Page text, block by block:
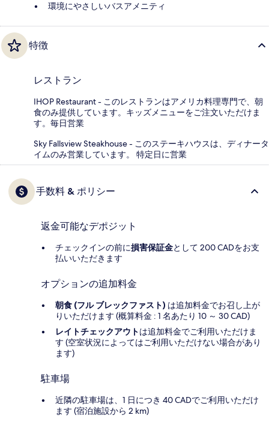
環境にやさしいバスアメニティ
特徴
レストラン
IHOP Restaurant - このレストランはアメリカ料理専門で、朝
食のみ提供しています。キッズメニューをご注文いただけま
す。毎日営業
Sky Fallsview Steakhouse - このステーキハウスは、ディナータ
イムのみ営業しています。 特定日に営業
手数料 & ポリシー
返金可能なデポジット
チェックインの前に損害保証金として 200 CADをお支
払いいただきます
オプションの追加料金
朝食 (フル ブレックファスト) は追加料金でお召し上が
りいただけます (概算料金 : 1 名あたり 10 ～ 30 CAD)
レイトチェックアウトは追加料金でご利用いただけま
す (空室状況によってはご利用いただけない場合があり
ます)
駐車場
近隣の駐車場は、1 日につき 40 CADでご利用いただけ
ます (宿泊施設から 2 km)